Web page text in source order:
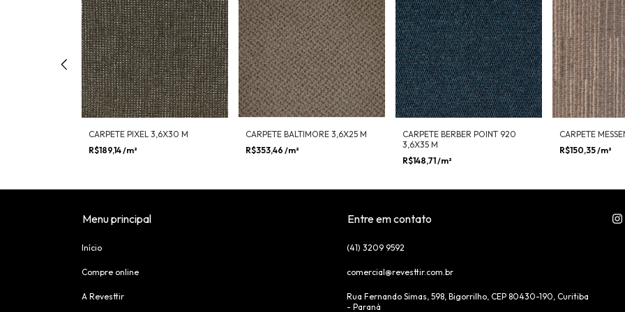
CARPETE PIXEL 3,6X30 M
R$189,14/m²
CARPETE BALTIMORE 3,6X25 M
R$353,46 /m²
CARPETE BERBER POINT 920
3,6X35 M
R$148,71/m²
CARPETE
R$150,35/m²
Menu principal
Início
Compre online
A Revesttir
Entre em contato
(41) 3209 9592
comercial@revesttir.com.br
Rua Fernando Simas, 598, Bigorrilho, CEP 80430-190, Curitiba
- Paraná